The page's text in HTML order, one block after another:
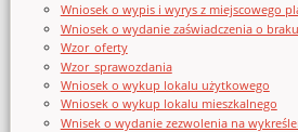
Wniosek o wypis i wyrys z miejscowego
Wniosek o wydanie zaświadczenia o
Wzor_oferty
Wzor_sprawozdania
Wniosek o wykup lokalu użytkowego
Wniosek o wykup lokalu mieszkalnego
Wnisek o wydanie zezwolenia na